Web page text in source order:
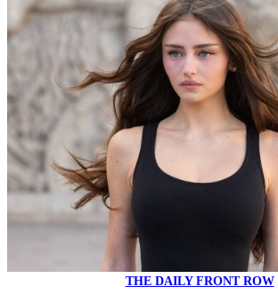
THE DAILY FRONT ROW